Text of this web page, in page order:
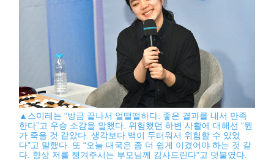
▲스미레는 “방금 끝나서 얼떨떨하다. 좋은 결과를 내서 만족
한다”고 우승 소감을 말했다. 위험했던 하변 사활에 대해선 “뭔
가 죽을 것 같았다. 생각보다 백이 두터워서 위험할 수 있었
다”고 말했다. 또 “오늘 대국은 좀 더 쉽게 이겼어야 하는 것 같
다. 항상 저를 챙겨주시는 부모님께 감사드린다”고 덧붙였다.